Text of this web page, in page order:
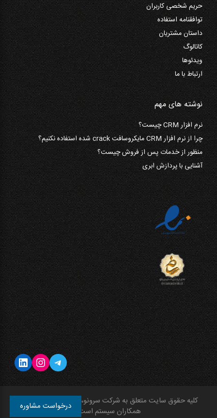
حریم شخصی کاربران
توافقنامه استفاده
داستان مشتریان
کاتالوگ
ویدئوها
ارتباط با ما
نوشته های مهم
نرم افزار CRM چیست؟
چرا از نرم افزار CRM مایکروسافت crack شده استفاده نکنیم؟
منظور از خدمات پس از فروش چیست؟
آشنایی با پردازش ابری
تلگراماینستاگرم
لینکداین
کلیه حقوق سایت متعلق به شرکت سرونو، عضو گروه شرکت‌های
همکاران سیستم است.
درخواست مشاوره